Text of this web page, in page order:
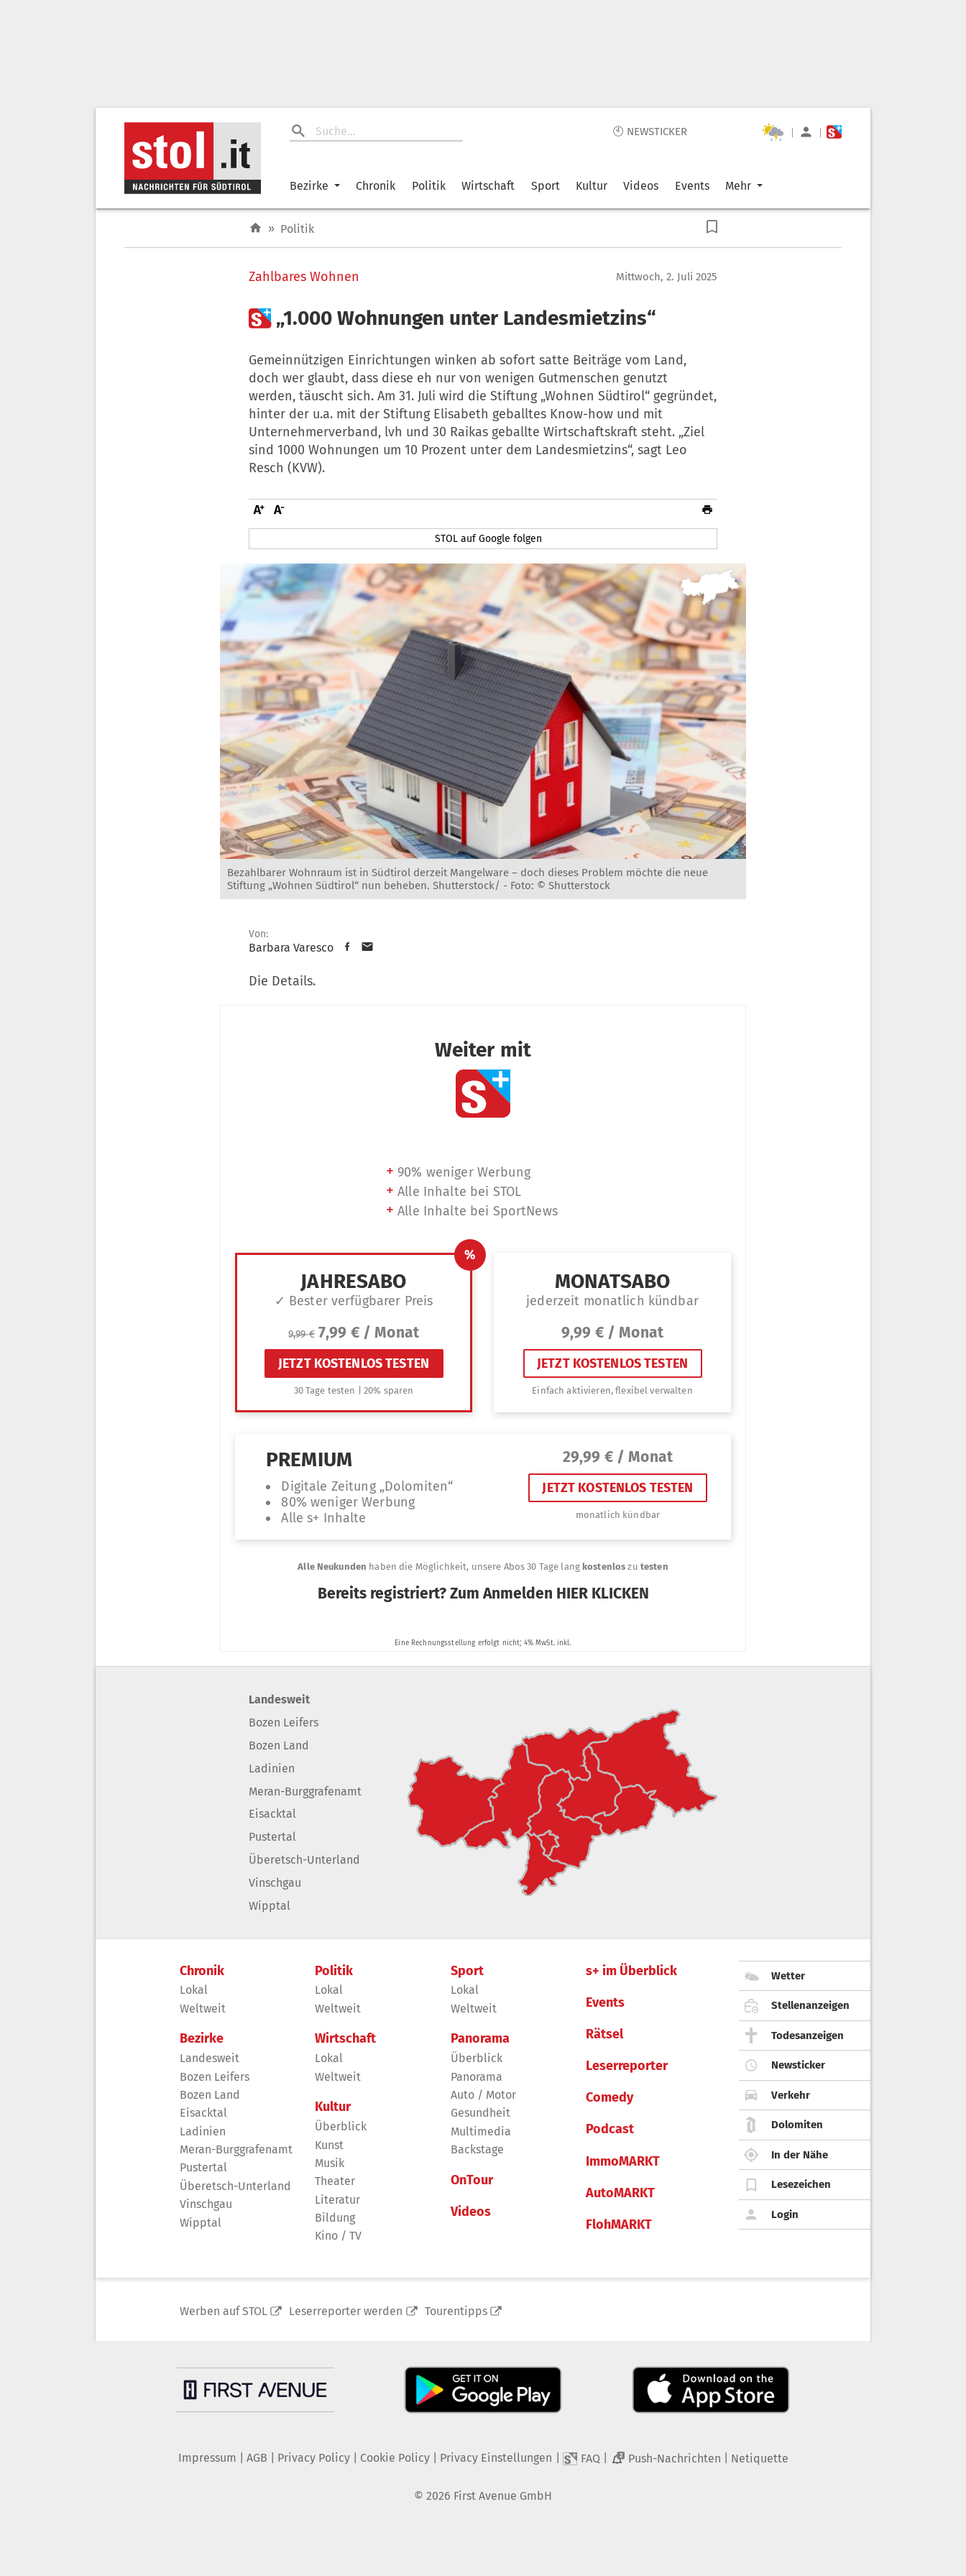
🕙 NEWSTICKER | |
Bezirke Chronik Politik Wirtschaft Sport Kultur Videos Events Mehr
» Politik
Zahlbares Wohnen Mittwoch, 2. Juli 2025
 „1.000 Wohnungen unter Landesmietzins“
Gemeinnützigen Einrichtungen winken ab sofort satte Beiträge vom Land,
doch wer glaubt, dass diese eh nur von wenigen Gutmenschen genutzt
werden, täuscht sich. Am 31. Juli wird die Stiftung „Wohnen Südtirol“ gegründet,
hinter der u.a. mit der Stiftung Elisabeth geballtes Know-how und mit
Unternehmerverband, lvh und 30 Raikas geballte Wirtschaftskraft steht. „Ziel
sind 1000 Wohnungen um 10 Prozent unter dem Landesmietzins“, sagt Leo
Resch (KVW).
STOL auf Google folgen
Bezahlbarer Wohnraum ist in Südtirol derzeit Mangelware – doch dieses Problem möchte die neue
Stiftung „Wohnen Südtirol“ nun beheben. Shutterstock/ - Foto: © Shutterstock
Von:
Barbara Varesco
Die Details.
Landesweit
Bozen Leifers
Bozen Land
Ladinien
Meran-Burggrafenamt
Eisacktal
Pustertal
Überetsch-Unterland
Vinschgau
Wipptal
Chronik
Lokal
Weltweit
Bezirke
Landesweit
Bozen Leifers
Bozen Land
Eisacktal
Ladinien
Meran-Burggrafenamt
Pustertal
Überetsch-Unterland
Vinschgau
Wipptal
Politik
Lokal
Weltweit
Wirtschaft
Lokal
Weltweit
Kultur
Überblick
Kunst
Musik
Theater
Literatur
Bildung
Kino / TV
Sport
Lokal
Weltweit
Panorama
Überblick
Panorama
Auto / Motor
Gesundheit
Multimedia
Backstage
OnTour
Videos
s+ im Überblick
Events
Rätsel
Leserreporter
Comedy
Podcast
ImmoMARKT
AutoMARKT
FlohMARKT
Wetter
Stellenanzeigen
Todesanzeigen
Newsticker
Verkehr
Dolomiten
In der Nähe
Lesezeichen
Login
Werben auf STOL Leserreporter werden Tourentipps
Impressum AGB Privacy Policy| Cookie Policy| Privacy Einstellungen FAQ 2 Push-Nachrichten Netiquette
© 2026 First Avenue GmbH